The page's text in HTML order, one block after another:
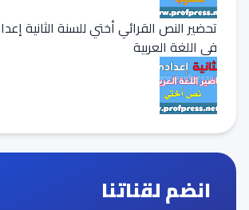
تحضير النص القرائي أختي للسنة الثانية
في اللغة العربية
انضم لقناتنا